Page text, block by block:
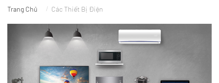
Trang Chủ Các Thiết Bị Điện